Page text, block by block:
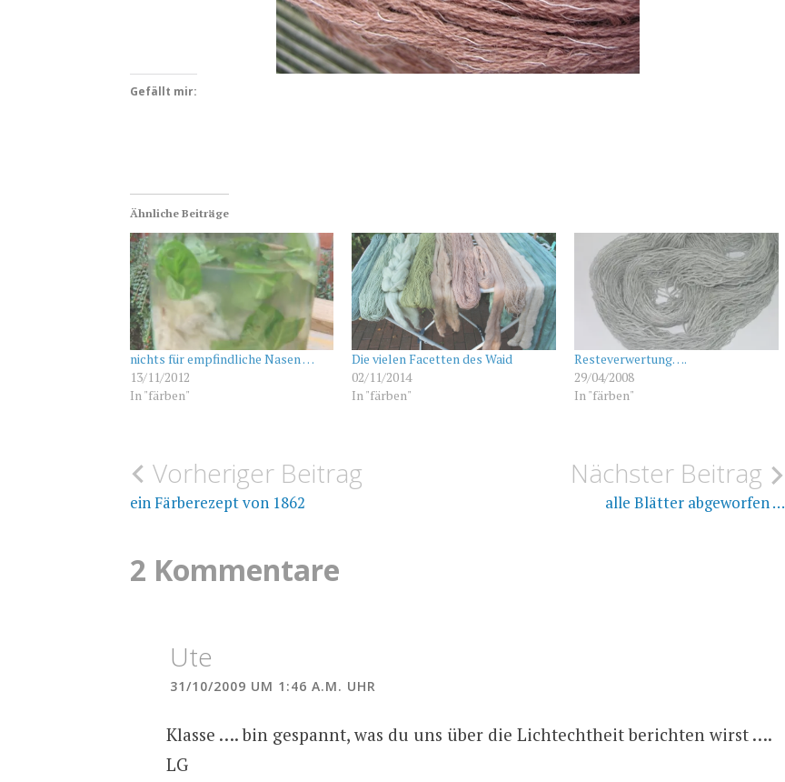
Gefällt mir:
Ähnliche Beiträge
nichts für empfindliche Nasen …
13/11/2012
In "färben"
Die vielen Facetten des Waid
02/11/2014
In "färben"
Resteverwertung….
29/04/2008
In "färben"
FÄRBEN
WAID
Beitragsnavigation
Vorheriger Beitrag
ein Färberezept von 1862
Nächster Beitrag
alle Blätter abgeworfen …
2 Kommentare
Ute
31/10/2009 UM 1:46 A.M. UHR
Klasse …. bin gespannt, was du uns über die Lichtechtheit berichten wirst ….
LG